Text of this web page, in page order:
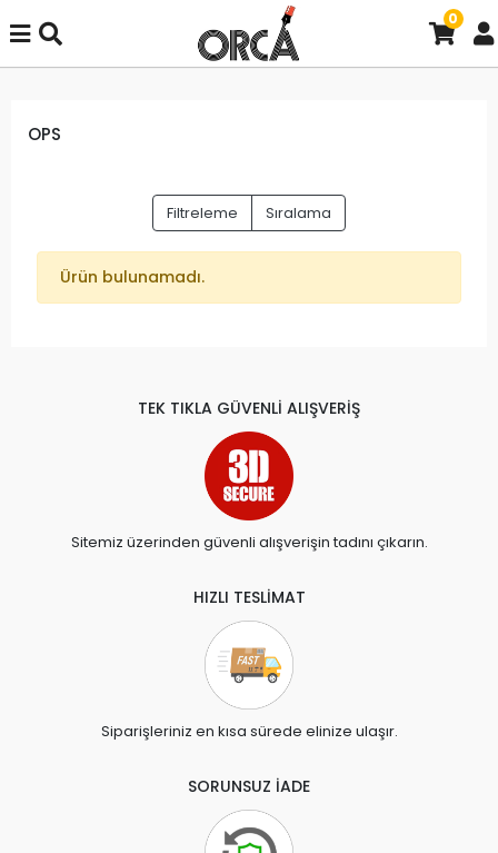
0
OPS
Filtreleme Sıralama
Ürün bulunamadı.
TEK TIKLA GÜVENLİ ALIŞVERİŞ
Sitemiz üzerinden güvenli alışverişin tadını çıkarın.
HIZLI TESLİMAT
Siparişleriniz en kısa sürede elinize ulaşır.
SORUNSUZ İADE